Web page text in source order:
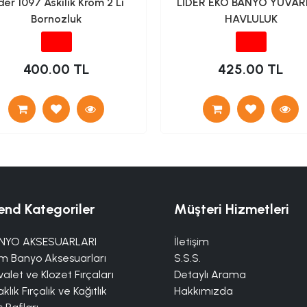
Bornozluk
400.00 TL
HAVLULUK
425.00 TL
Kategoriler
AKSESUARLARI
Banyo Aksesuarları
ve Klozet Fırçaları
Fırçalık ve Kağıtlık
Müşteri Hizmetleri
İletişim
S.S.S.
Detaylı Arama
Hakkımızda